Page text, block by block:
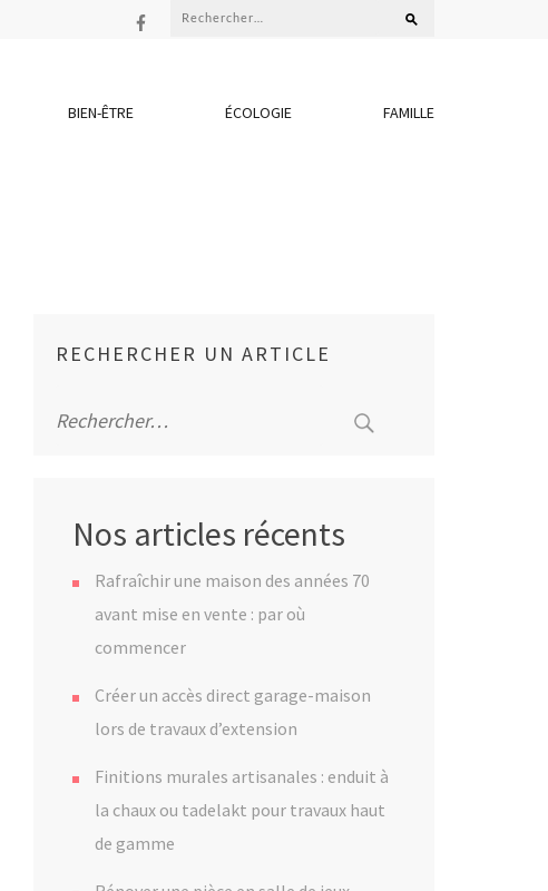
Rechercher :
BIEN-ÊTRE ÉCOLOGIE FAMILLE
RECHERCHER UN ARTICLE
Nos articles récents
Rafraîchir une maison des années 70
avant mise en vente : par où
commencer
Créer un accès direct garage-maison
lors de travaux d’extension
Finitions murales artisanales : enduit à
la chaux ou tadelakt pour travaux haut
de gamme